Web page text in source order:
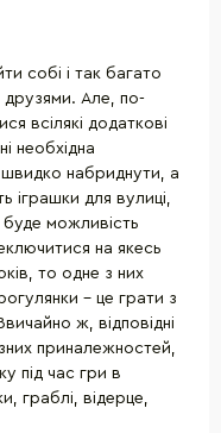
собі і так багато
друзями. Але, по-
всілякі додаткові
необхідна
швидко набриднути, а
іграшки для вулиці,
буде можливість
на якесь
то одне з них
- це грати з
ж, відповідні
приналежностей,
під час гри в
граблі, відерце,